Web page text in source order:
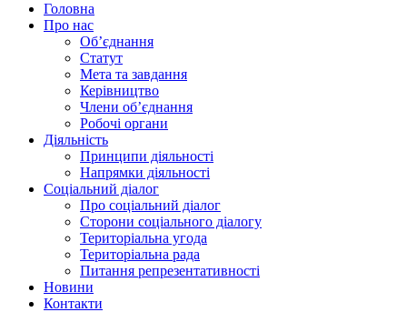
Головна
Про нас
Об’єднання
Статут
Мета та завдання
Керівництво
Члени об’єднання
Робочі органи
Діяльність
Принципи діяльності
Напрямки діяльності
Соціальний діалог
Про соціальний діалог
Сторони соціального діалогу
Територіальна угода
Територіальна рада
Питання репрезентативності
Новини
Контакти